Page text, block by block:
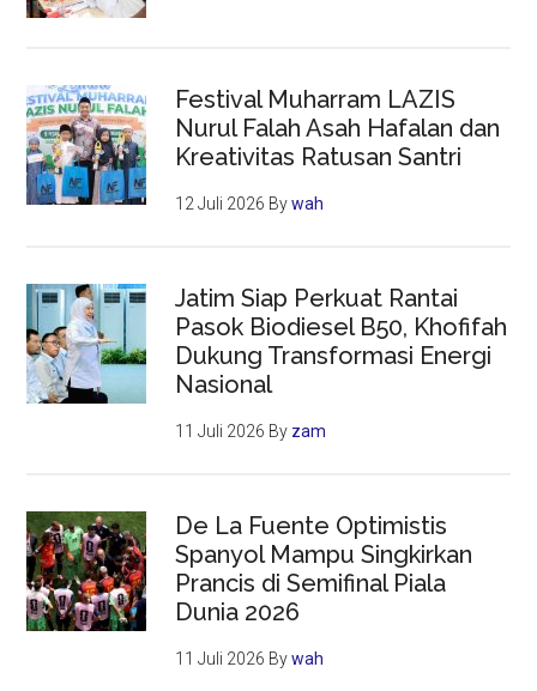
Festival Muharram LAZIS
Nurul Falah Asah Hafalan dan
Kreativitas Ratusan Santri
12 Juli 2026 Bywah
Jatim Siap Perkuat Rantai
Pasok Biodiesel B50, Khofifah
Dukung Transformasi Energi
Nasional
11 Juli 2026 By zam
De La Fuente Optimistis
Spanyol Mampu Singkirkan
Prancis di Semifinal Piala
Dunia 2026
11 Juli 2026 Bywah